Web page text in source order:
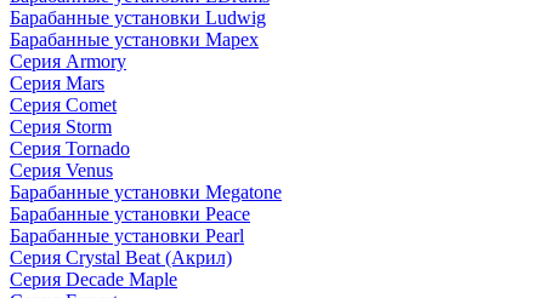
Барабанные установки Ludwig
Барабанные установки Mapex
Серия Armory
Серия Mars
Серия Comet
Серия Storm
Серия Tornado
Серия Venus
Барабанные установки Megatone
Барабанные установки Peace
Барабанные установки Pearl
Серия Crystal Beat (Акрил)
Серия Decade Maple